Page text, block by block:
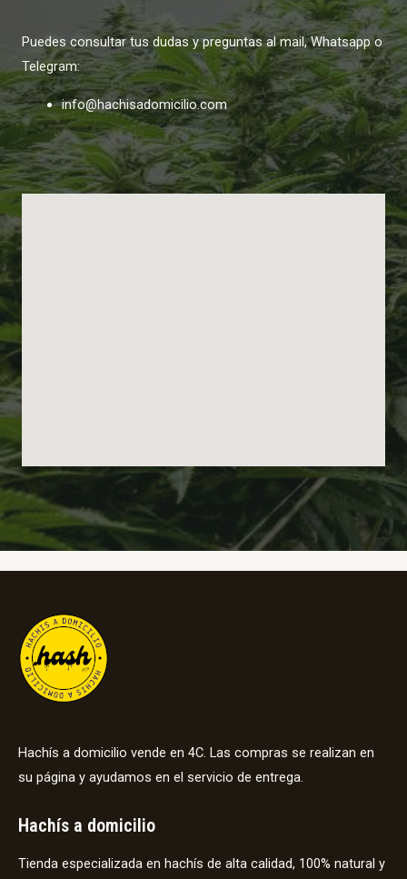
Puedes consultar tus dudas y preguntas al mail, Whatsapp o
Telegram:
info@hachisadomicilio.com
Hachís a domicilio vende en 4C. Las compras se realizan en
su página y ayudamos en el servicio de entrega.
Hachís a domicilio
Tienda especializada en hachís de alta calidad, 100% natural y